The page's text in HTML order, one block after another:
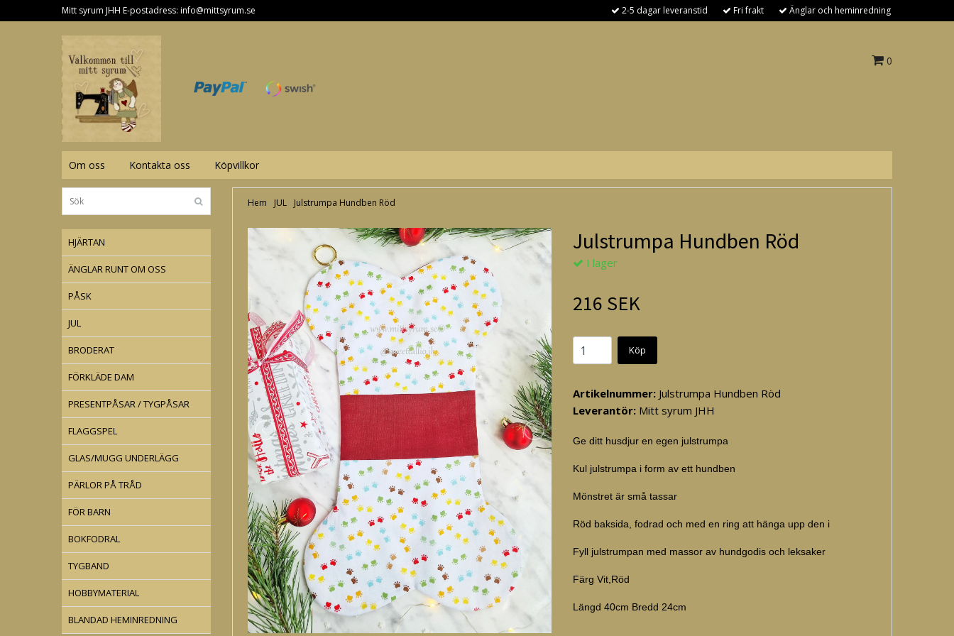
Mitt syrum JHH E-postadress: info@mittsyrum.se 2-5 dagar leveranstid Fri frakt Änglar och heminredning
0
Om oss Kontakta oss Köpvillkor
HJÄRTAN
ÄNGLAR RUNT OM OSS
PÅSK
JUL
BRODERAT
FÖRKLÄDE DAM
PRESENTPÅSAR / TYGPÅSAR
FLAGGSPEL
GLAS/MUGG UNDERLÄGG
PÄRLOR PÅ TRÅD
FÖR BARN
BOKFODRAL
TYGBAND
HOBBYMATERIAL
BLANDAD HEMINREDNING
Hem › JUL › Julstrumpa Hundben Röd
Julstrumpa Hundben Röd
I lager
216 SEK
Köp
Artikelnummer: Julstrumpa Hundben Röd
Leverantör: Mitt syrum JHH
Ge ditt husdjur en egen julstrumpa
Kul julstrumpa i form av ett hundben
Mönstret är små tassar
Röd baksida, fodrad och med en ring att hänga upp den i
Fyll julstrumpan med massor av hundgodis och leksaker
Färg Vit,Röd
Längd 40cm Bredd 24cm